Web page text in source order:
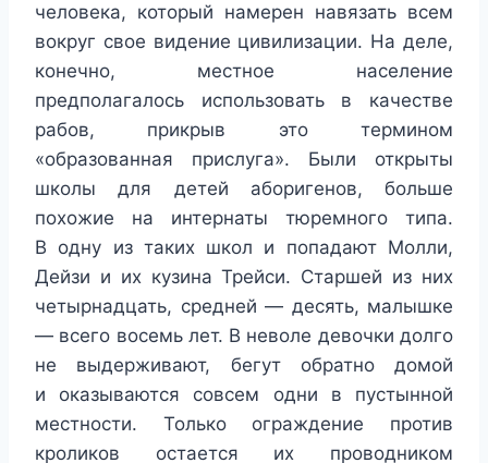
человека, который намерен навязать всем
вокруг свое видение цивилизации. На деле,
конечно, местное население
предполагалось использовать в качестве
рабов, прикрыв это термином
«образованная прислуга». Были открыты
школы для детей аборигенов, больше
похожие на интернаты тюремного типа.
В одну из таких школ и попадают Молли,
Дейзи и их кузина Трейси. Старшей из них
четырнадцать, средней — десять, малышке
— всего восемь лет. В неволе девочки долго
не выдерживают, бегут обратно домой
и оказываются совсем одни в пустынной
местности. Только ограждение против
кроликов остается их проводником